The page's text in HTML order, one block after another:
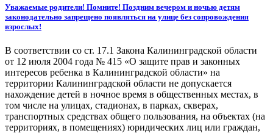
Уважаемые родители! Помните! Поздним вечером и ночью детям
законодательно запрещено появляться на улице без сопровождения
взрослых!
В соответствии со ст. 17.1 Закона Калининградской области
от 12 июля 2004 года № 415 «О защите прав и законных
интересов ребенка в Калининградской области» на
территории Калининградской области не допускается
нахождение детей в ночное время в общественных местах, в
том числе на улицах, стадионах, в парках, скверах,
транспортных средствах общего пользования, на объектах (на
территориях, в помещениях) юридических лиц или граждан,